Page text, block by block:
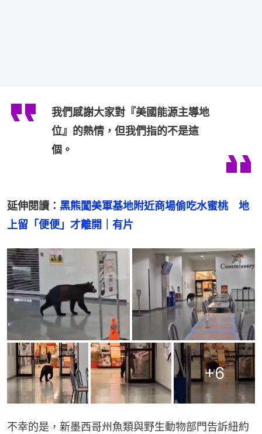
我們感謝大家對『美國能源主導地
位』的熱情，但我們指的不是這
個。
延伸閱讀： 黑熊闖美軍基地附近商場偷吃水蜜桃　地
上留「便便」才離開｜有片
+6
不幸的是，新墨西哥州魚類與野生動物部門告訴紐約